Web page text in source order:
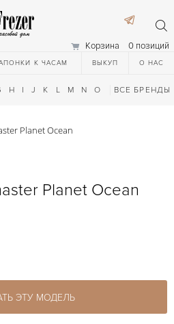
Корзина 0 позиций
К ЧАСАМ ВЫКУП О НАС
H I J K L M N O Q R S T
ВСЕ БРЕНДЫ
Planet Ocean
Planet Ocean
ЭТУ МОДЕЛЬ